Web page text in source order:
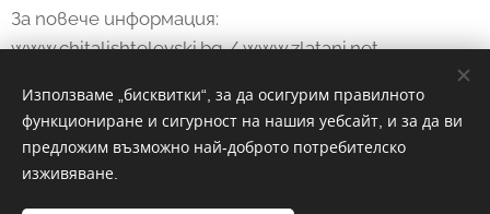
За повече информация:
www.chitalishtelevski.bg / www.zlatani.net
Share
Използваме „бисквитки“, за да осигурим правилното
функциониране и сигурност на нашия уебсайт, и за да ви
предложим възможно най-доброто потребителско
изживяване.